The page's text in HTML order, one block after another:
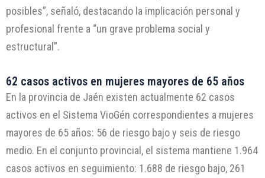
posibles”, señaló, destacando la implicación personal y
profesional frente a “un grave problema social y
estructural”.
62 casos activos en mujeres mayores de 65 años
En la provincia de Jaén existen actualmente 62 casos
activos en el Sistema VioGén correspondientes a mujeres
mayores de 65 años: 56 de riesgo bajo y seis de riesgo
medio. En el conjunto provincial, el sistema mantiene 1.964
casos activos en seguimiento: 1.688 de riesgo bajo, 261